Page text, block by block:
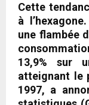
Cette
à
une flambée
13,9% sur
atteignant le
1997, a